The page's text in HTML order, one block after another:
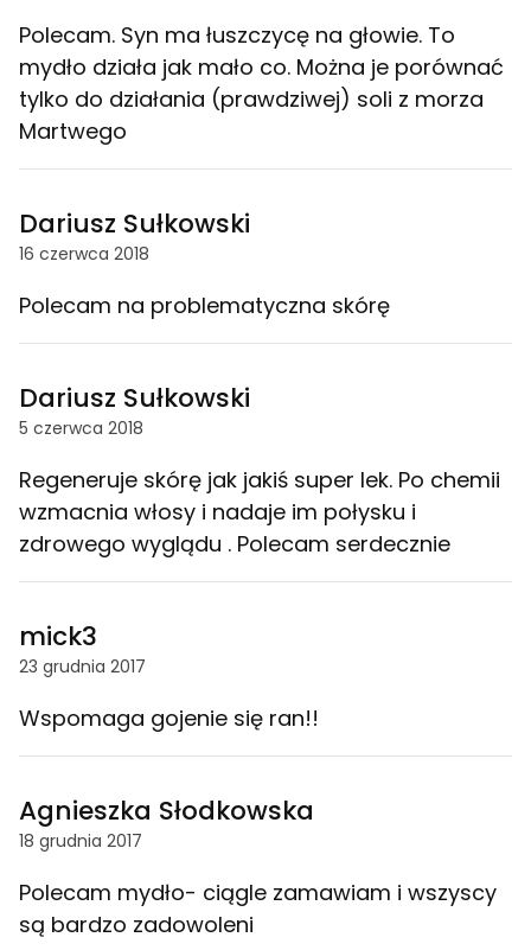
Polecam. Syn ma łuszczycę na głowie. To
mydło działa jak mało co. Można je porównać
tylko do działania (prawdziwej) soli z morza
Martwego
Dariusz Sułkowski
16 czerwca 2018
Polecam na problematyczna skórę
Dariusz Sułkowski
5 czerwca 2018
Regeneruje skórę jak jakiś super lek. Po chemii
wzmacnia włosy i nadaje im połysku i
zdrowego wyglądu . Polecam serdecznie
mick3
23 grudnia 2017
Wspomaga gojenie się ran!!
Agnieszka Słodkowska
18 grudnia 2017
Polecam mydło- ciągle zamawiam i wszyscy
są bardzo zadowoleni